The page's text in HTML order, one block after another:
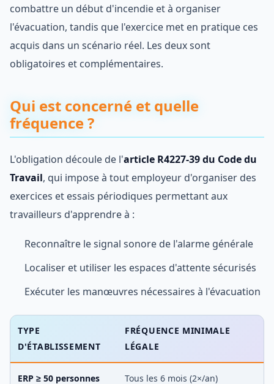
combattre un début d'incendie et à organiser
l'évacuation, tandis que l'exercice met en pratique ces
acquis dans un scénario réel. Les deux sont
obligatoires et complémentaires.
Qui est concerné et quelle
fréquence ?
L'obligation découle de l'article R4227-39 du Code du
Travail, qui impose à tout employeur d'organiser des
exercices et essais périodiques permettant aux
travailleurs d'apprendre à :
Reconnaître le signal sonore de l'alarme générale
Localiser et utiliser les espaces d'attente sécurisés
Exécuter les manœuvres nécessaires à l'évacuation
TYPE
D'ÉTABLISSEMENT
FRÉQUENCE MINIMALE
LÉGALE
ERP ≥ 50 personnes Tous les 6 mois (2×/an)